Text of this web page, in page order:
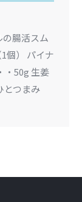
腸活スム
個） パイナ
・50g 生姜
とつまみ